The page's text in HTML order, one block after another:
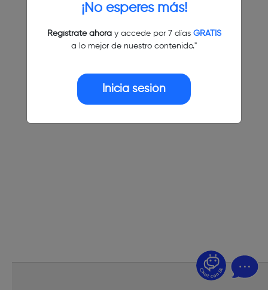
¡No esperes más!
Regístrate ahoray accede por 7 días GRATIS
a lo mejor de nuestro contenido."
Inicia sesión